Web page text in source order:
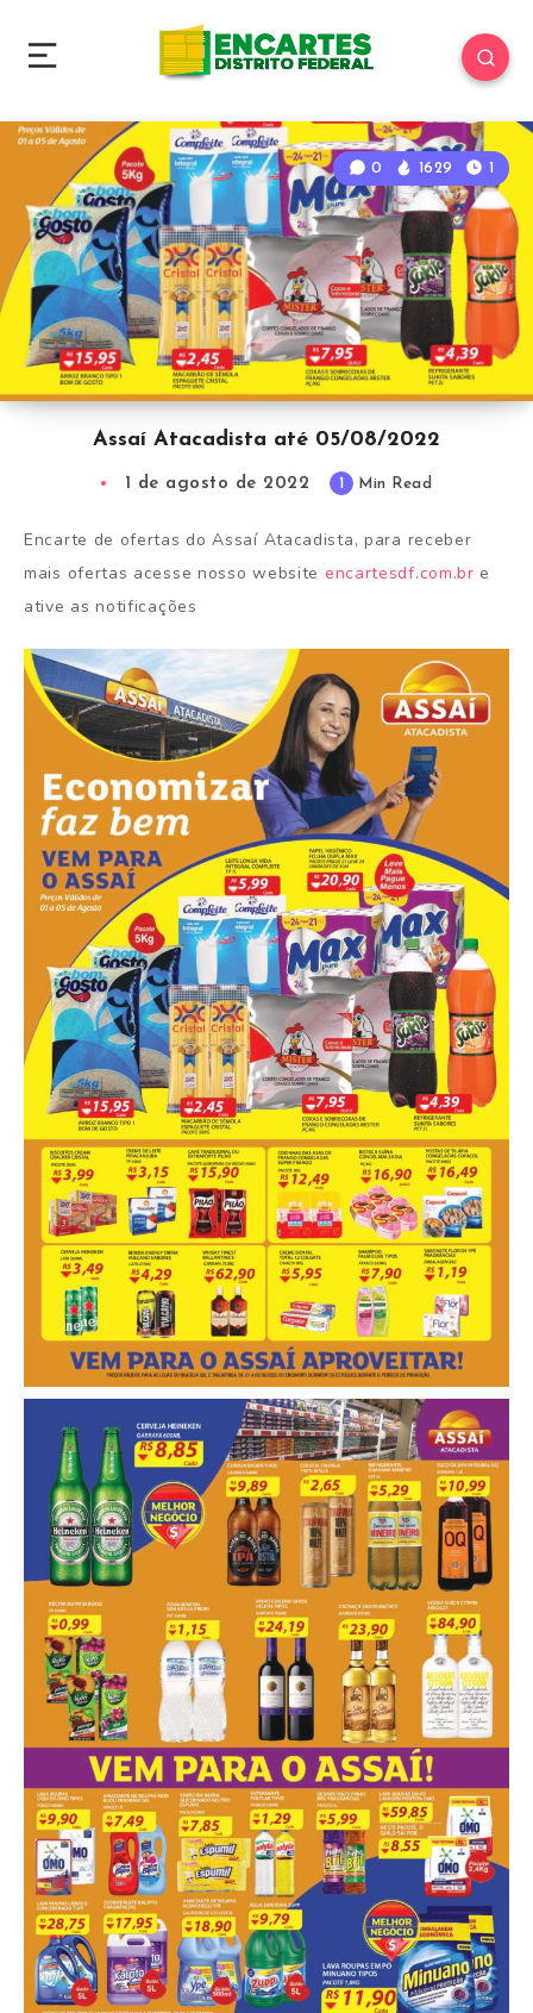
0 1629 1
Assaí Atacadista até 05/08/2022
1 de agosto de 2022 1 Min Read
Encarte de ofertas do Assaí Atacadista, para receber
mais ofertas acesse nosso website encartesdf.com.br e
ative as notificações